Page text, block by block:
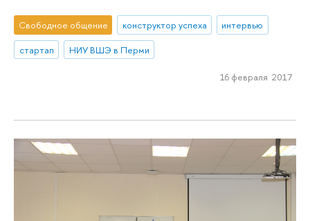
Свободное общение конструктор успеха
интервью
стартап
НИУ ВШЭ в Перми
16 февраля 2017